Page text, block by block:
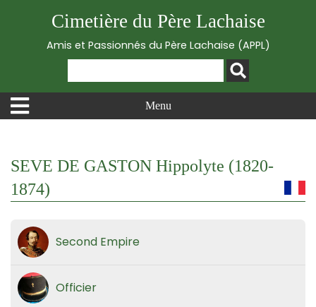
Cimetière du Père Lachaise
Amis et Passionnés du Père Lachaise (APPL)
Menu
SEVE DE GASTON Hippolyte (1820-
1874)
Second Empire
Officier